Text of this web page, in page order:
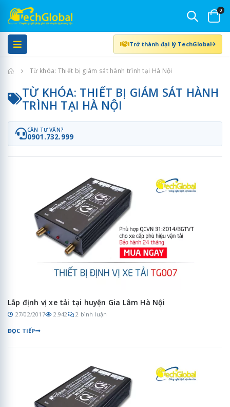
0
Trở thành đại lý TechGlobal
Trang chủTừ khóa: Thiết bị giám sát hành trình tại Hà Nội
TỪ KHÓA: THIẾT BỊ GIÁM SÁT HÀNH
TRÌNH TẠI HÀ NỘI
CẦN TƯ VẤN?
0901.732.999
Lắp định vị xe tải tại huyện Gia Lâm Hà Nội
27/02/2017 2.942 2 bình luận
ĐỌC TIẾP